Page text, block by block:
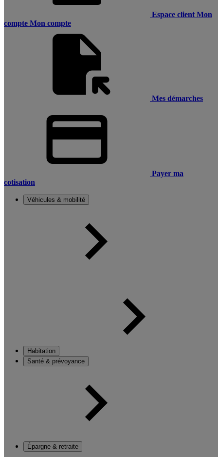
Espace client Mon
compte Mon compte
Mes démarches
Payer ma
cotisation
Véhicules & mobilité
Habitation
Santé & prévoyance
Épargne & retraite